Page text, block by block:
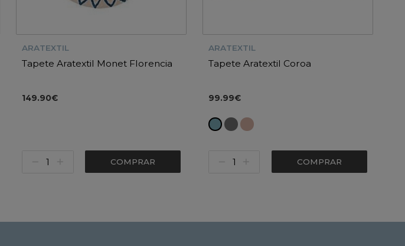
ARATEXTIL
Tapete Aratextil Monet Florencia
149.90€
COMPRAR
ARATEXTIL
Tapete Aratextil Coroa
99.99€
COMPRAR